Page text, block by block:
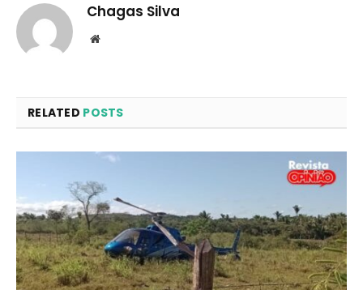
Chagas Silva
Website
RELATED POSTS